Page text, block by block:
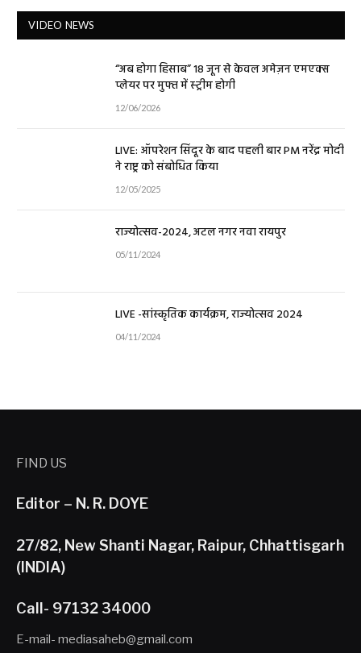
VIDEO NEWS
“अब होगा हिसाब” 18 जून से केवल अमेज़न एमएक्स
प्लेयर पर मुफ्त में स्ट्रीम होगी
12/06/2026
LIVE: ऑपरेशन सिंदूर के बाद पहली बार PM नरेंद्र मोदी
ने राष्ट्र को संबोधित किया
12/05/2025
राज्योत्सव-2024, अटल नगर नवा रायपुर
05/11/2024
LIVE -सांस्कृतिक कार्यक्रम, राज्योत्सव 2024
04/11/2024
FIND US
Editor – N. R. DOYE
27/82, New Shanti Nagar, Raipur, Chhattisgarh
(INDIA)
Call- 97132 34000
E-mail- mediasaheb@gmail.com